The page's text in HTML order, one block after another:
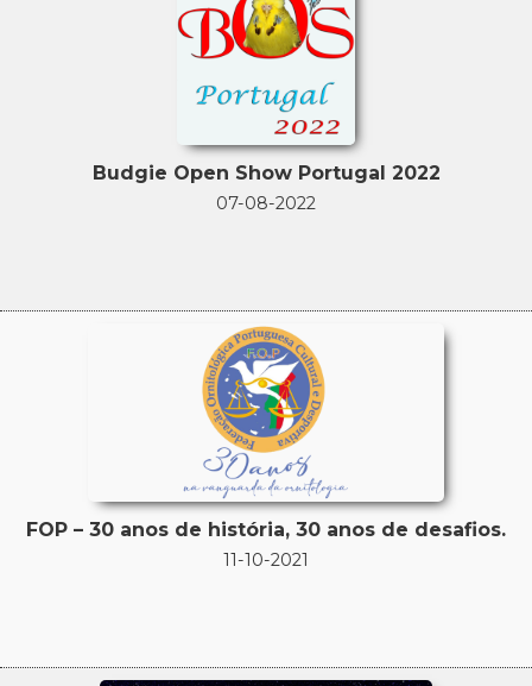
Budgie Open Show Portugal 2022
07-08-2022
FOP – 30 anos de história, 30 anos de desafios.
11-10-2021